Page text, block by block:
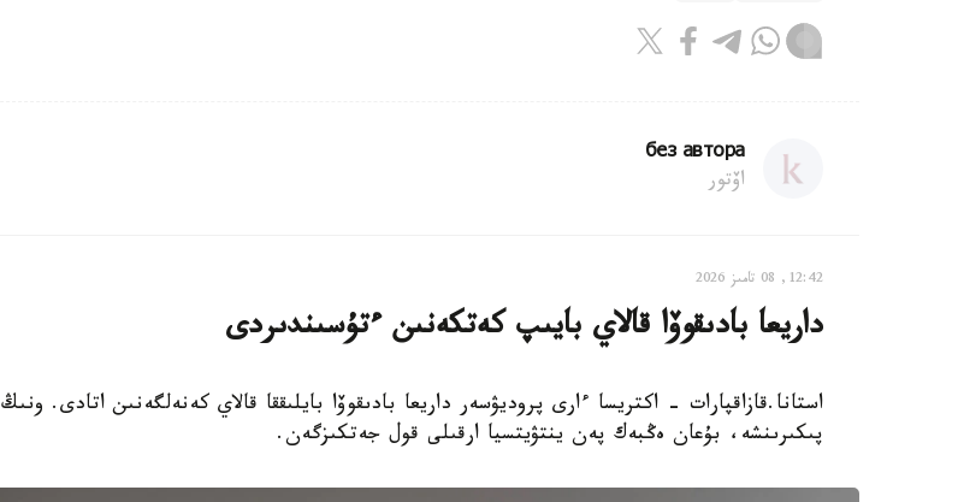
без автора
اۆتور
12:42, 08 تامىز 2026
داريعا بادىقوۆا قالاي بايىپ كەتكەنىن ءتۇسىندىردى
استانا.قازاقپارات - اكتريسا ءارى پروديۋسەر داريعا بادىقوۆا بايلىققا قالاي كەنەلگەنىن اتادى. ونىڭ
پىكىرىنشە، بۇعان ەڭبەك پەن ينتۋيتسيا ارقىلى قول جەتكىزگەن.